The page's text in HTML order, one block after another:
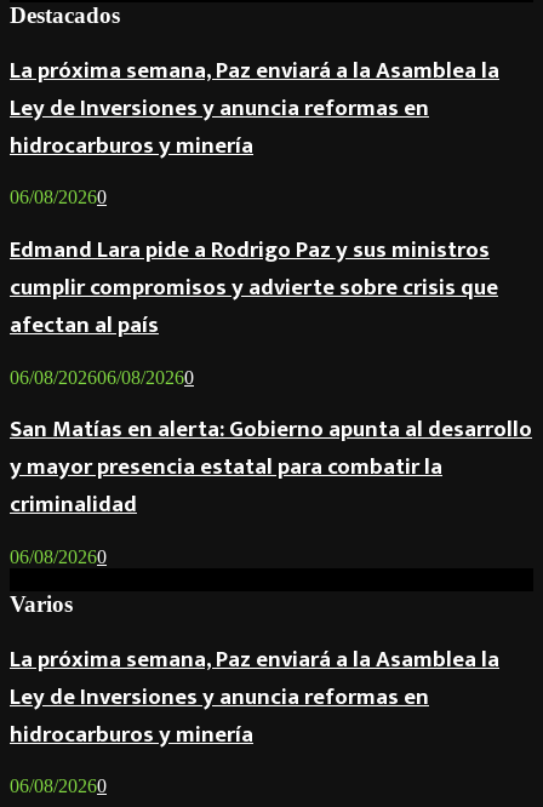
Destacados
La próxima semana, Paz enviará a la Asamblea la
Ley de Inversiones y anuncia reformas en
hidrocarburos y minería
06/08/20260
Edmand Lara pide a Rodrigo Paz y sus ministros
cumplir compromisos y advierte sobre crisis que
afectan al país
06/08/202606/08/20260
San Matías en alerta: Gobierno apunta al desarrollo
y mayor presencia estatal para combatir la
criminalidad
06/08/20260
Varios
La próxima semana, Paz enviará a la Asamblea la
Ley de Inversiones y anuncia reformas en
hidrocarburos y minería
06/08/20260